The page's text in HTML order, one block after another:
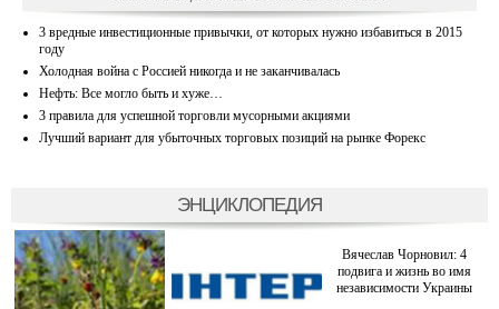
3 вредные инвестиционные привычки, от которых нужно избавиться в 2015
году
Холодная война с Россией никогда и не заканчивалась
Нефть: Все могло быть и хуже…
3 правила для успешной торговли мусорными акциями
Лучший вариант для убыточных торговых позиций на рынке Форекс
ЭНЦИКЛОПЕДИЯ
Вячеслав Чорновил: 4
подвига и жизнь во имя
независимости Украины